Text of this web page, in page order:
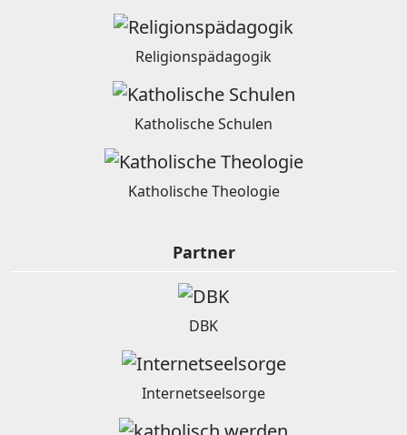
Religionspädagogik
Katholische Schulen
Katholische Theologie
Partner
DBK
Internetseelsorge